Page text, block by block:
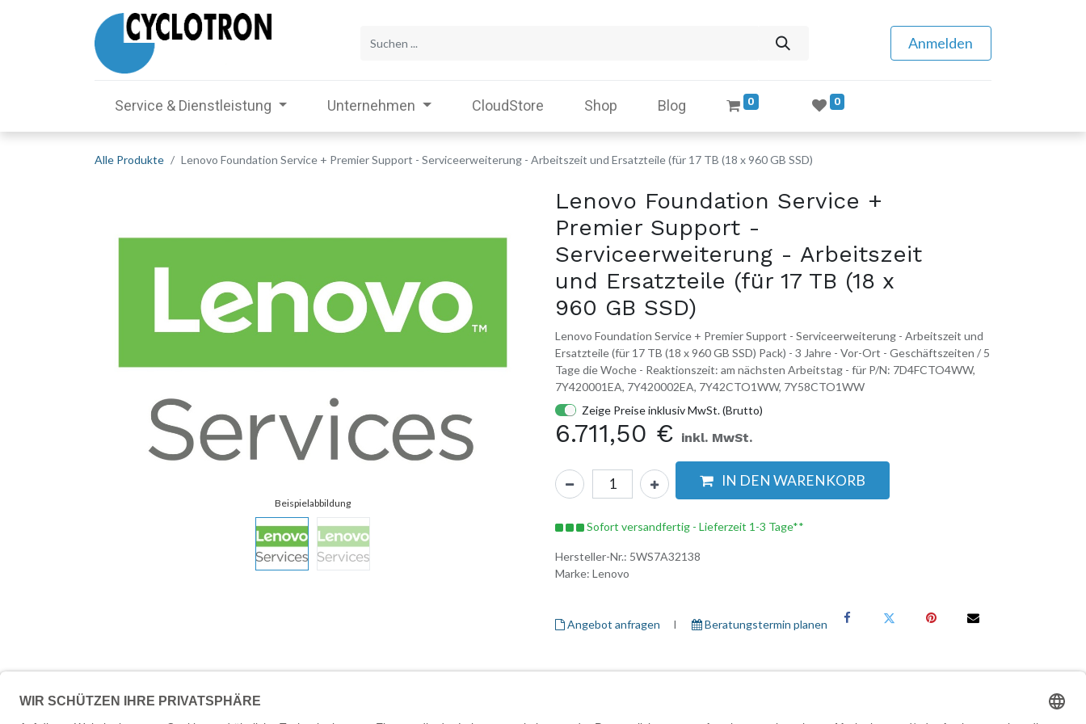
Anmelden
Service & Dienstleistung Unternehmen CloudStore Shop Blog 0 0
Alle Produkte Lenovo Foundation Service + Premier Support - Serviceerweiterung - Arbeitszeit und Ersatzteile (für 17 TB (18 x 960 GB SSD)
Lenovo Foundation Service +
Premier Support -
Serviceerweiterung - Arbeitszeit
und Ersatzteile (für 17 TB (18 x
960 GB SSD)
Lenovo Foundation Service + Premier Support - Serviceerweiterung - Arbeitszeit und
Ersatzteile (für 17 TB (18 x 960 GB SSD) Pack) - 3 Jahre - Vor-Ort - Geschäftszeiten / 5
Tage die Woche - Reaktionszeit: am nächsten Arbeitstag - für P/N: 7D4FCTO4WW,
7Y420001EA, 7Y420002EA, 7Y42CTO1WW, 7Y58CTO1WW
Zeige Preise inklusiv MwSt. (Brutto)
6.711,50 € inkl. MwSt.
IN DEN WARENKORB
Sofort versandfertig - Lieferzeit 1-3 Tage**
Hersteller-Nr.: 5WS7A32138
Marke: Lenovo
Angebot anfragen I ​ Beratungstermin planen
Beschreibung